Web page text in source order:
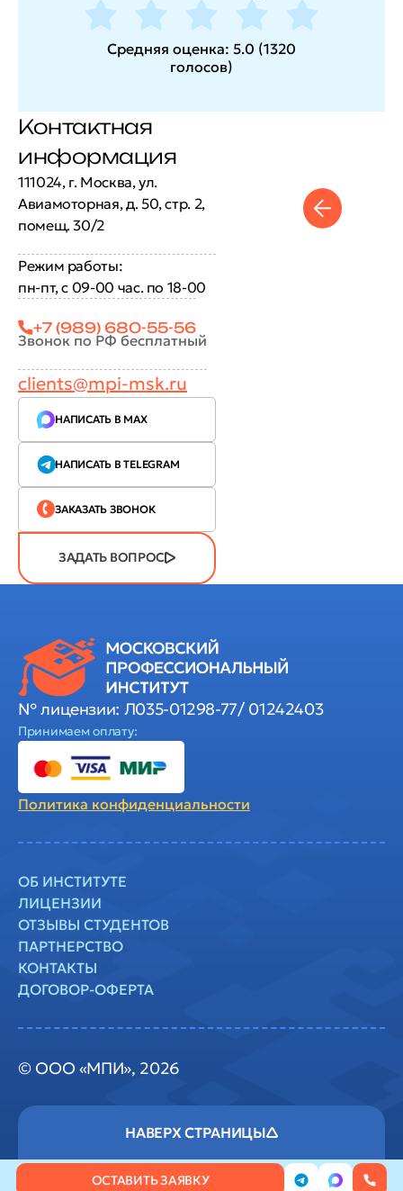
ОСТАВИТЬ ЗАЯВКУ
Средняя оценка: 5.0 (1320
голосов)
Контактная
информация
111024, г. Москва, ул.
Авиамоторная, д. 50, стр. 2,
помещ. 30/2
Режим работы:
пн-пт, с 09-00 час. по 18-00
+7 (989) 680-55-56
Звонок по РФ бесплатный
clients@mpi-msk.ru
НАПИСАТЬ В MAX
НАПИСАТЬ В TELEGRAM
ЗАКАЗАТЬ ЗВОНОК
ЗАДАТЬ ВОПРОС
№ лицензии: Л035-01298-77/ 01242403
Принимаем оплату:
Политика конфиденциальности
© ООО «МПИ», 2026
ОБ ИНСТИТУТЕ
ЛИЦЕНЗИИ
ОТЗЫВЫ СТУДЕНТОВ
ПАРТНЕРСТВО
КОНТАКТЫ
ДОГОВОР-ОФЕРТА